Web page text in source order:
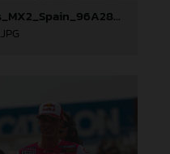
75522_Längenfelder_GasGas_MX2_Spain_96A2860
.JPG